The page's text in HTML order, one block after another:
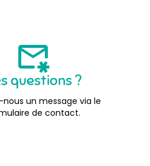
questions ?
nous un message via le
de contact.